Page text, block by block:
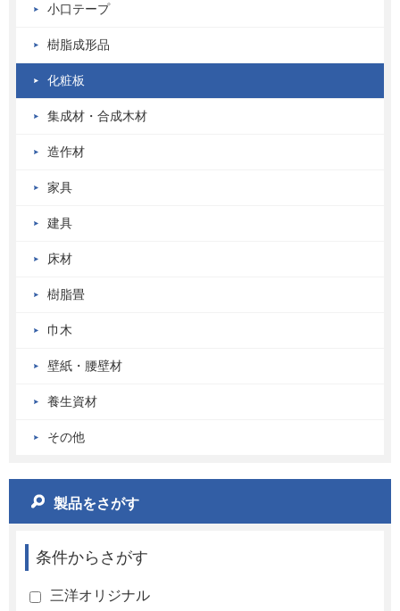
小口テープ
樹脂成形品
化粧板
集成材・合成木材
造作材
家具
建具
床材
樹脂畳
巾木
壁紙・腰壁材
養生資材
その他
製品をさがす
条件からさがす
三洋オリジナル